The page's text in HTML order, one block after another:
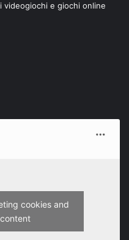
videogiochi e giochi online
cookies and